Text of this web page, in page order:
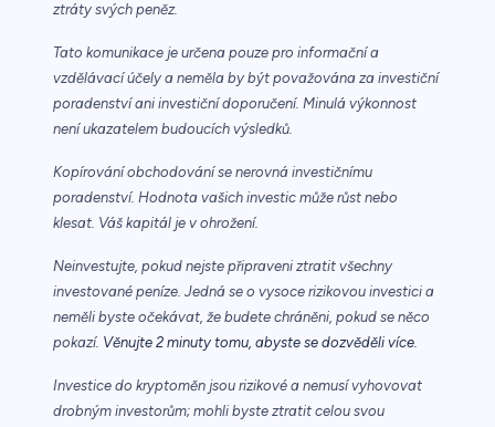
ztráty svých peněz.
Tato komunikace je určena pouze pro informační a
vzdělávací účely a neměla by být považována za investiční
poradenství ani investiční doporučení. Minulá výkonnost
není ukazatelem budoucích výsledků.
Kopírování obchodování se nerovná investičnímu
poradenství. Hodnota vašich investic může růst nebo
klesat. Váš kapitál je v ohrožení.
Neinvestujte, pokud nejste připraveni ztratit všechny
investované peníze. Jedná se o vysoce rizikovou investici a
neměli byste očekávat, že budete chráněni, pokud se něco
pokazí. Věnujte 2 minuty tomu, abyste se dozvěděli více.
Investice do kryptoměn jsou rizikové a nemusí vyhovovat
drobným investorům; mohli byste ztratit celou svou